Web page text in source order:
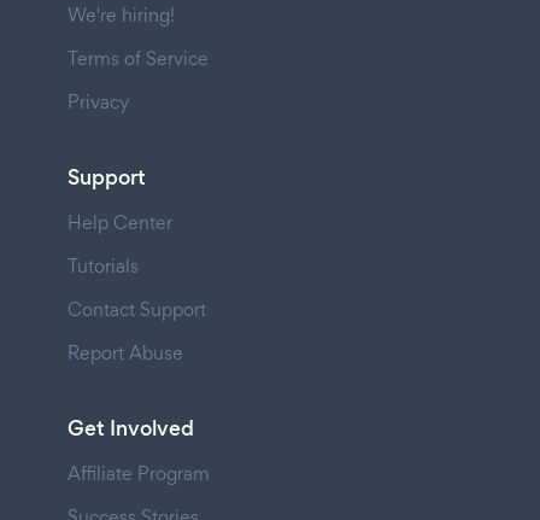
We're hiring!
Terms of Service
Privacy
Support
Help Center
Tutorials
Contact Support
Report Abuse
Get Involved
Affiliate Program